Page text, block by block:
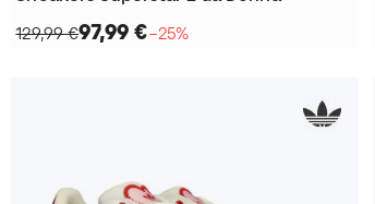
129,99 €97,99 €−25%